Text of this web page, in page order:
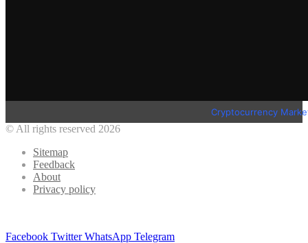
Cryptocurrency
© All rights reserved 2026
Sitemap
Feedback
About
Privacy policy
Facebook Twitter WhatsApp Telegram